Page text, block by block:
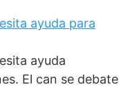
ayuda para
ayuda
El can se debate